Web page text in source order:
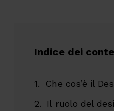
Indice dei
Che cos’è il
Il ruolo del